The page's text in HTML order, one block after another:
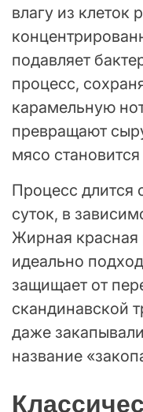
влагу из клеток
подавляет
процесс,
карамельную
превращают
мясо
Процесс длится
суток, в
Жирная красная
идеально
защищает от
скандинавской
даже
название